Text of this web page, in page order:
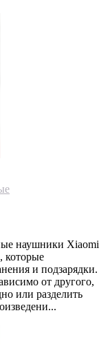
наушники Xiaomi
которые
и подзарядки.
от другого,
или разделить